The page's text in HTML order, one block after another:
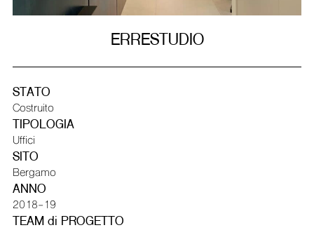
ERRESTUDIO
STATO
Costruito
TIPOLOGIA
Uffici
SITO
Bergamo
ANNO
2018-19
TEAM di PROGETTO